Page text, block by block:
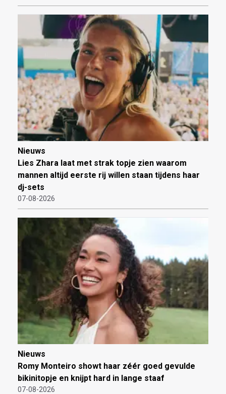
Nieuws
Lies Zhara laat met strak topje zien waarom
mannen altijd eerste rij willen staan tijdens haar
dj-sets
07-08-2026
Nieuws
Romy Monteiro showt haar zéér goed gevulde
bikinitopje en knijpt hard in lange staaf
07-08-2026